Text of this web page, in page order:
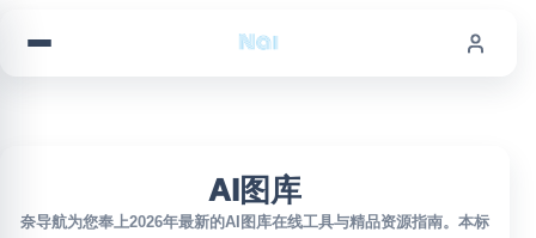
AI图库
奈导航为您奉上2026年最新的AI图库在线工具与精品资源指南。本标